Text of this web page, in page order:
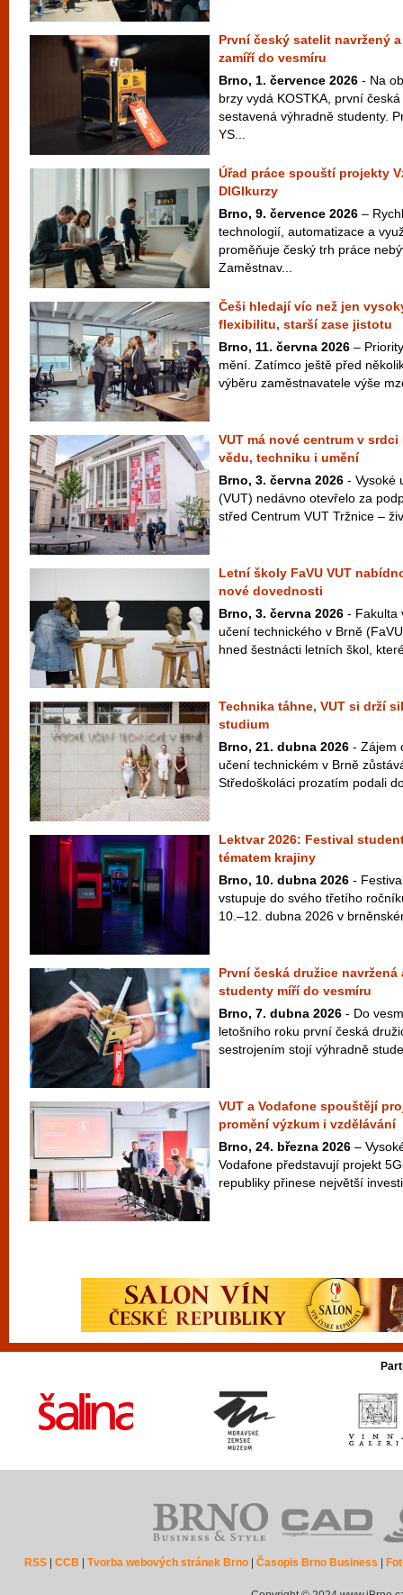
První český satelit navržený
zamíří do vesmíru
Brno, 1. července 2026 - Na
brzy vydá KOSTKA, první
sestavená výhradně studenty.
YS...
Úřad práce spouští projekty
DIGIkurzy
Brno, 9. července 2026 –
technologií, automatizace a
proměňuje český trh práce
Zaměstnav...
Češi hledají víc než jen
flexibilitu, starší zase jistotu
Brno, 11. června 2026 –
mění. Zatímco ještě před
výběru zaměstnavatele výše
VUT má nové centrum v
vědu, techniku i umění
Brno, 3. června 2026 - Vysoké
(VUT) nedávno otevřelo za
střed Centrum VUT Tržnice –
Letní školy FaVU VUT
nové dovednosti
Brno, 3. června 2026 - Fakulta
učení technického v Brně
hned šestnácti letních škol,
Technika táhne, VUT si drží
studium
Brno, 21. dubna 2026 - Zájem
učení technickém v Brně
Středoškoláci prozatím podali
Lektvar 2026: Festival
tématem krajiny
Brno, 10. dubna 2026 -
vstupuje do svého třetího
10.–12. dubna 2026 v
První česká družice
studenty míří do vesmíru
Brno, 7. dubna 2026 - Do
letošního roku první česká
sestrojením stojí výhradně
VUT a Vodafone spouštějí
promění výzkum i vzdělávání
Brno, 24. března 2026 –
Vodafone představují projekt
republiky přinese největší
RSS |CCB |Tvorba webových stránek Brno |Časopis Brno Business